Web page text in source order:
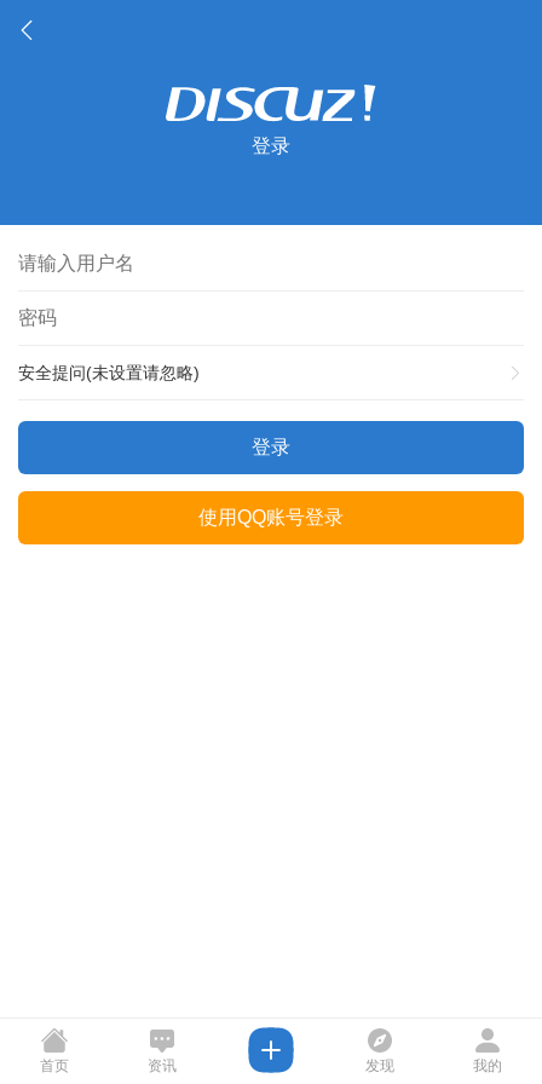
登录
安全提问(未设置请忽略)
登录
使用QQ账号登录
首页 资讯 发现 我的